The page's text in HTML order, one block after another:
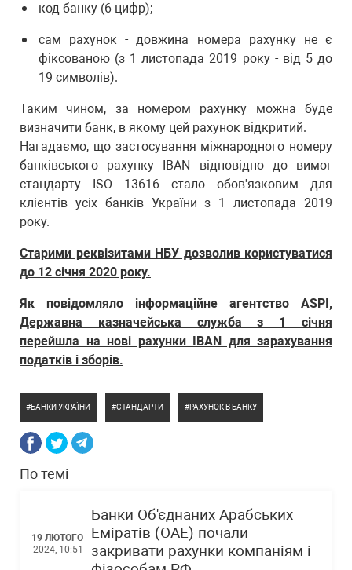
код банку (6 цифр);
сам рахунок - довжина номера рахунку не є
фіксованою (з 1 листопада 2019 року - від 5 до
19 символів).
Таким чином, за номером рахунку можна буде
визначити банк, в якому цей рахунок відкритий.
Нагадаємо, що застосування міжнародного номеру
банківського рахунку IBAN відповідно до вимог
стандарту ISO 13616 стало обов'язковим для
клієнтів усіх банків України з 1 листопада 2019
року.
Старими реквізитами НБУ дозволив користуватися
до 12 січня 2020 року.
Як повідомляло інформаційне агентство ASPI,
Державна казначейська служба з 1 січня
перейшла на нові рахунки IBAN для зарахування
податків і зборів.
БАНКИ УКРАЇНИ СТАНДАРТИ РАХУНОК В БАНКУ
По темі
19 ЛЮТОГО
2024, 10:51
Банки Об'єднаних Арабських
Еміратів (ОАЕ) почали
закривати рахунки компаніям і